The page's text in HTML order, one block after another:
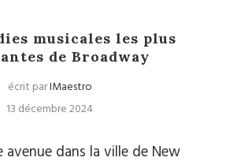
musicales les plus
de Broadway
écrit parIMaestro
13 décembre 2024
avenue dans la ville de New